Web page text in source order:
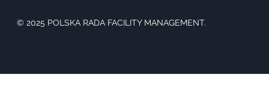
© 2025 POLSKA RADA FACILITY MANAGEMENT.